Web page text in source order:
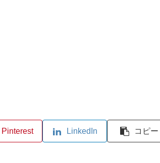
Pinterest LinkedIn コピー